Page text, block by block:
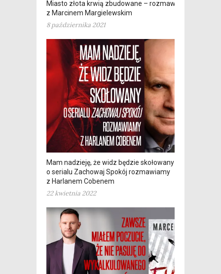
Miasto złota krwią zbudowane – rozmawiamy
z Marcinem Margielewskim
8 października 2021
Mam nadzieję, że widz będzie skołowany –
o serialu Zachowaj Spokój rozmawiamy
z Harlanem Cobenem
22 kwietnia 2022